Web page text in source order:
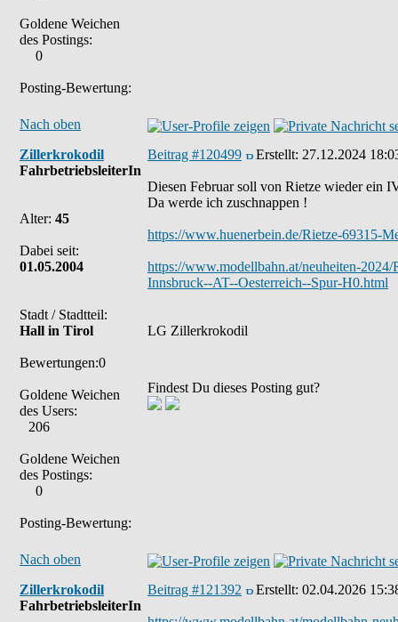
Goldene Weichen
des Postings:
0
Posting-Bewertung:
Nach oben
Zillerkrokodil
FahrbetriebsleiterIn
Alter: 45
Dabei seit:
01.05.2004
Stadt / Stadtteil:
Hall in Tirol
Bewertungen:0
Goldene Weichen
des Users:
206
Goldene Weichen
des Postings:
0
Posting-Bewertung:
Beitrag #120499 Erstellt: 27.12.2024
Diesen Februar soll von Rietze wieder ein
Da werde ich zuschnappen !
https://www.huenerbein.de/Rietze-69315-
https://www.modellbahn.at/neuheiten-
Innsbruck--AT--Oesterreich--Spur-H0.html
LG Zillerkrokodil
Findest Du dieses Posting gut?
Nach oben
Zillerkrokodil
FahrbetriebsleiterIn
Beitrag #121392 Erstellt: 02.04.2026